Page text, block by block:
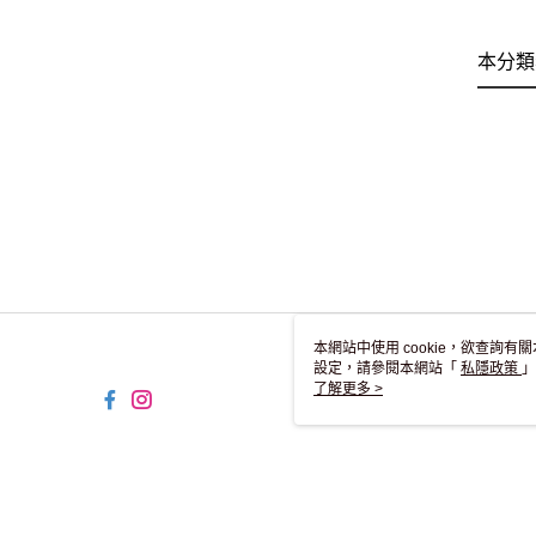
本分
本網站中使用 cookie，欲查詢有
設定，請參閱本網站「 私隱政策
用 cookie。
了解更多 >